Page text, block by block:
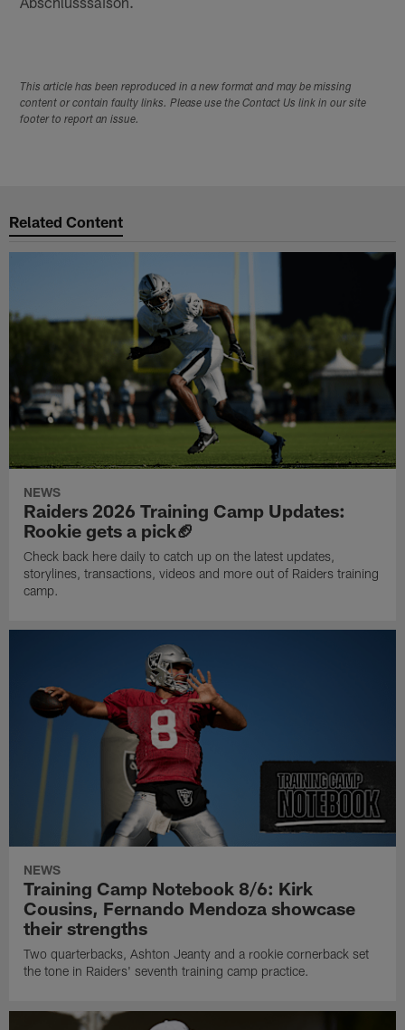
This article has been reproduced in a new format and may be missing
content or contain faulty links. Please use the Contact Us link in our site
footer to report an issue.
Related Content
NEWS
Raiders 2026 Training Camp Updates:
Rookie gets a pick🏈
Check back here daily to catch up on the latest updates,
storylines, transactions, videos and more out of Raiders training
camp.
NEWS
Training Camp Notebook 8/6: Kirk
Cousins, Fernando Mendoza showcase
their strengths
Two quarterbacks, Ashton Jeanty and a rookie cornerback set
the tone in Raiders' seventh training camp practice.